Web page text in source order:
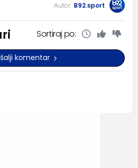
Autor: B92.sport
Sortiraj po:
komentar